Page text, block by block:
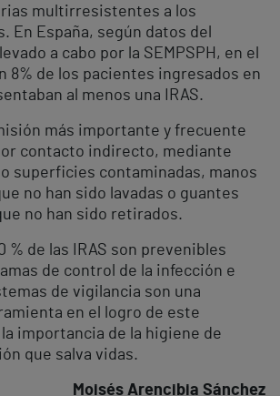
multirresistentes a los
En España, según datos del
a cabo por la SEMPSPH, en el
8% de los pacientes ingresados en
al menos una IRAS.
más importante y frecuente
contacto indirecto, mediante
superficies contaminadas, manos
no han sido lavadas o guantes
no han sido retirados.
% de las IRAS son prevenibles
de control de la infección e
de vigilancia son una
en el logro de este
importancia de la higiene de
que salva vidas.
Moisés Arencibia Sánchez